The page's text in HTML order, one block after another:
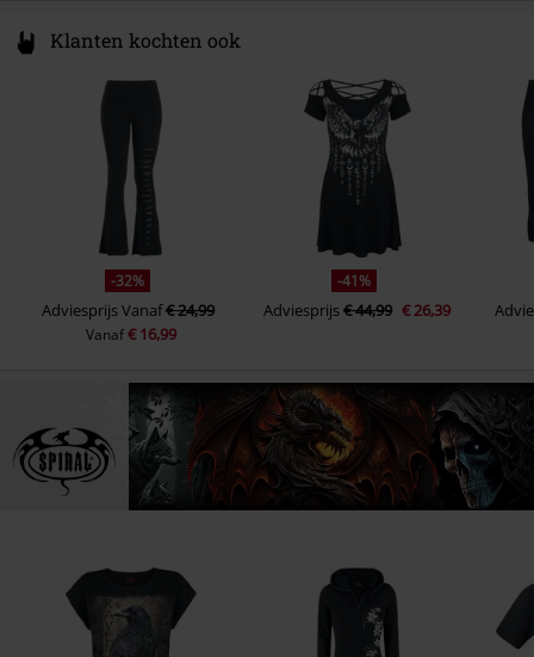
Klanten kochten ook
-32%
AdviesprijsVanaf€ 24,99
Vanaf€ 16,99
-41%
Adviesprijs€ 44,99 € 26,39